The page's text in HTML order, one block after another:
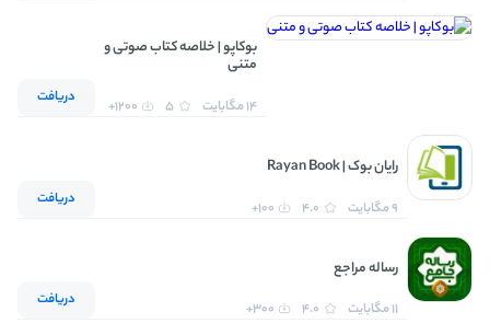
بوکاپو | خلاصه کتاب صوتی و
متنی
14 مگابایت 5
1200+ دریافت
رایان بوک | Rayan Book
9 مگابایت 4.0
100+ دریافت
رساله مراجع
11 مگابایت 4.0
300+ دریافت